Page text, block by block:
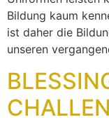
Bildung kaum
ist daher die
unseren